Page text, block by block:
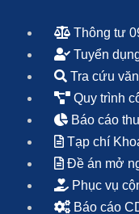
Thông tư
Tuyển
Tra cứu
Quy trình
Báo cáo
Tạp chí
Đề án mở
Phục vụ
Báo cáo